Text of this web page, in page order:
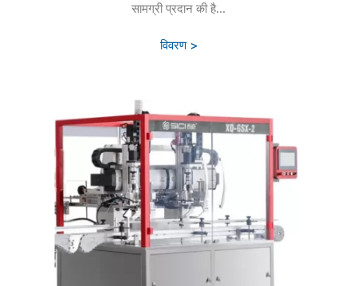
सामग्री प्रदान की है...
विवरण >